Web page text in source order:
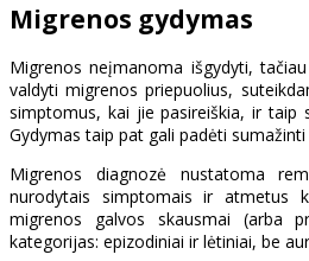
Migrenos gydymas
Migrenos neįmanoma išgydyti,
valdyti migrenos priepuolius,
simptomus, kai jie pasireiškia, ir taip
Gydymas taip pat gali padėti
Migrenos diagnozė nustatoma
nurodytais simptomais ir atmetus
migrenos galvos skausmai (arba
kategorijas: epizodiniai ir lėtiniai, be